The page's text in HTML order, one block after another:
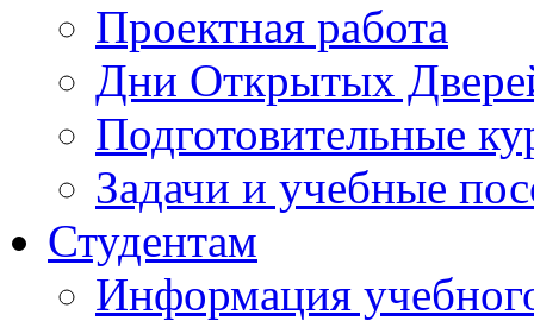
Проектная работа
Дни Открытых
Подготовительные
Задачи и учебные
Студентам
Информация